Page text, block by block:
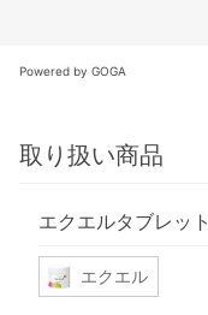
Powered by GOGA
取り扱い商品
エクエルタブレット
エクエル